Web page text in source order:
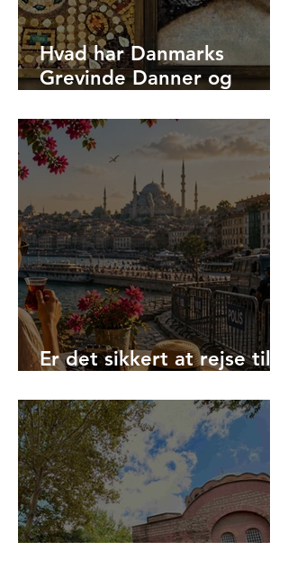
Hvad har Danmarks
Grevinde Danner og
Theodora tilfælles?
Er det sikkert at rejse til